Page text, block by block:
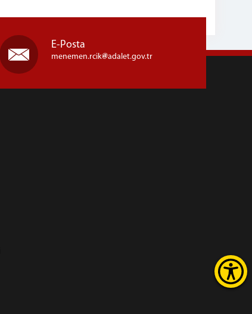
E-Posta
menemen.rcik adalet.gov.tr